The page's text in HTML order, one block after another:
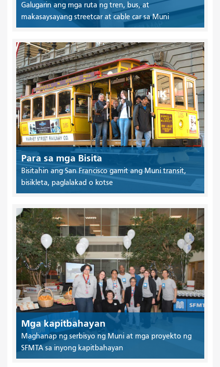
Galugarin ang mga ruta ng tren, bus, at
makasaysayang streetcar at cable car sa Muni
Para sa mga Bisita
Bisitahin ang San Francisco gamit ang Muni transit,
bisikleta, paglalakad o kotse
Mga kapitbahayan
Maghanap ng serbisyo ng Muni at mga proyekto ng
SFMTA sa inyong kapitbahayan